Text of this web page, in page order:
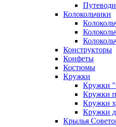
Колокольчики
Конструкторы
Конфеты
Костюмы
Кружки
Кружки
Кружки
Кружки
Кружки
Крылья